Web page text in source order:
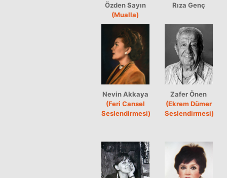
Özden Sayın
(Mualla)
Rıza Genç
Nevin Akkaya
(Feri Cansel
Seslendirmesi)
Zafer Önen
(Ekrem Dümer
Seslendirmesi)